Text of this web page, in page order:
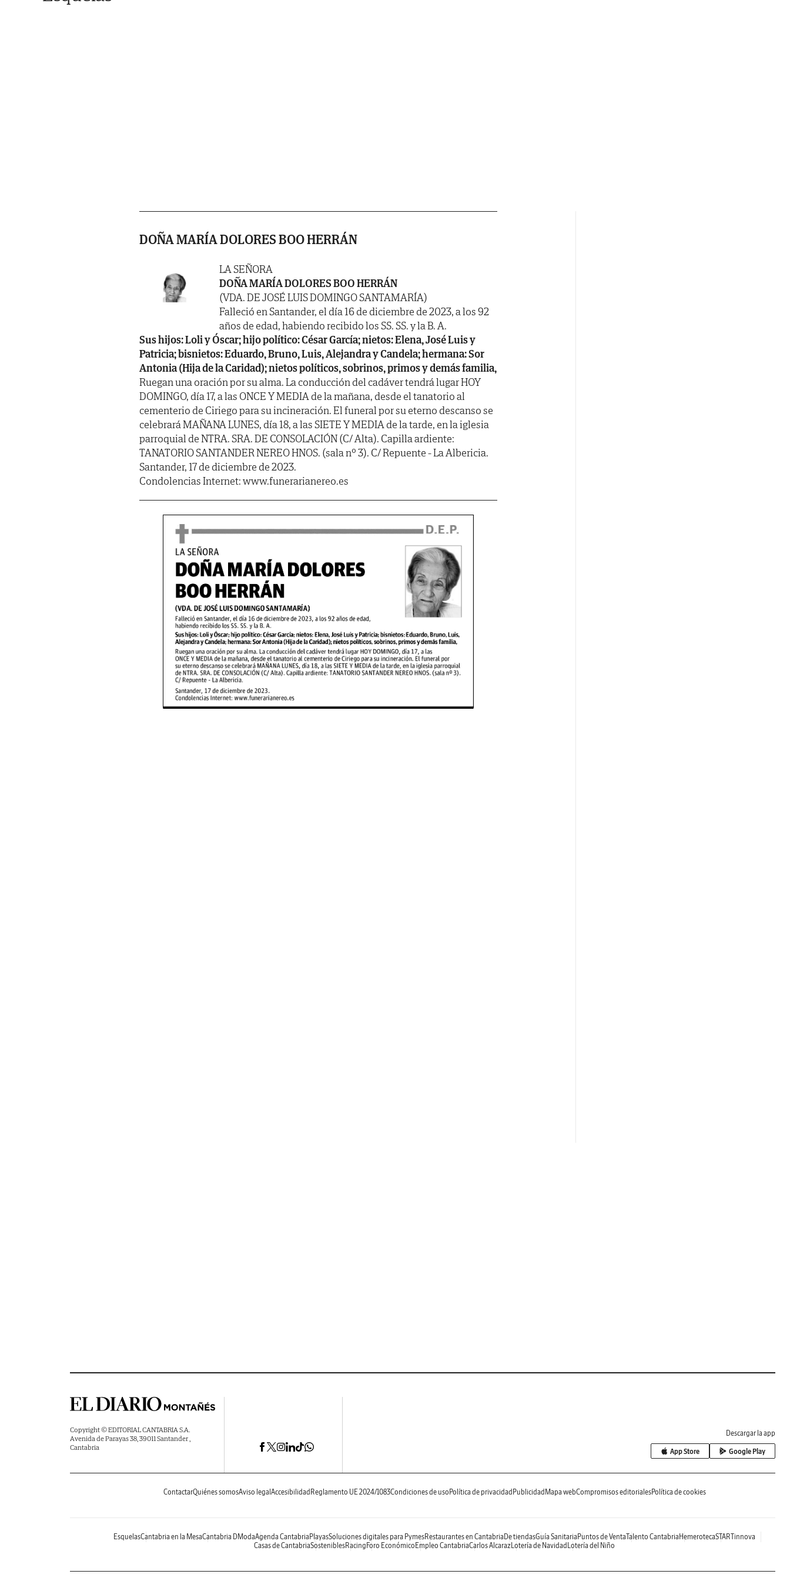
DOÑA MARÍA DOLORES BOO HERRÁN
LA SEÑORA
DOÑA MARÍA DOLORES BOO HERRÁN
(VDA. DE JOSÉ LUIS DOMINGO SANTAMARÍA)
Falleció en Santander, el día 16 de diciembre de 2023, a los 92
años de edad, habiendo recibido los SS. SS. y la B. A.
Sus hijos: Loli y Óscar; hijo político: César García; nietos: Elena, José Luis y
Patricia; bisnietos: Eduardo, Bruno, Luis, Alejandra y Candela; hermana: Sor
Antonia (Hija de la Caridad); nietos políticos, sobrinos, primos y demás familia,
Ruegan una oración por su alma. La conducción del cadáver tendrá lugar HOY
DOMINGO, día 17, a las ONCE Y MEDIA de la mañana, desde el tanatorio al
cementerio de Ciriego para su incineración. El funeral por su eterno descanso se
celebrará MAÑANA LUNES, día 18, a las SIETE Y MEDIA de la tarde, en la iglesia
parroquial de NTRA. SRA. DE CONSOLACIÓN (C/ Alta). Capilla ardiente:
TANATORIO SANTANDER NEREO HNOS. (sala nº 3). C/ Repuente - La Albericia.
Santander, 17 de diciembre de 2023.
Condolencias Internet: www.funerarianereo.es
Copyright © EDITORIAL CANTABRIA S.A.
Avenida de Parayas 38, 39011 Santander ,
Cantabria
Descargar la app
App Store Google Play
ContactarQuiénes somosAviso legal Accesibilidad Reglamento UE 2024/1083Condiciones de uso Política de privacidad Publicidad Mapa webCompromisos editorialesPolítica de cookies
EsquelasCantabria en la MesaCantabria DModaAgenda Cantabria PlayasSoluciones digitales para PymesRestaurantes en Cantabria De tiendasGuía Sanitaria Puntos de VentaTalento Cantabria HemerotecaSTARTinnova
Casas de CantabriaSosteniblesRacing Foro Económico Empleo CantabriaCarlos AlcarazLotería de Navidad Lotería del Niño